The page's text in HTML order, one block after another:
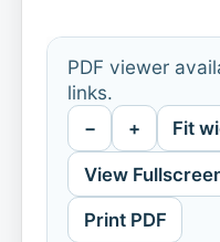
PDF viewer
links.
− + Fit
View
Print PDF